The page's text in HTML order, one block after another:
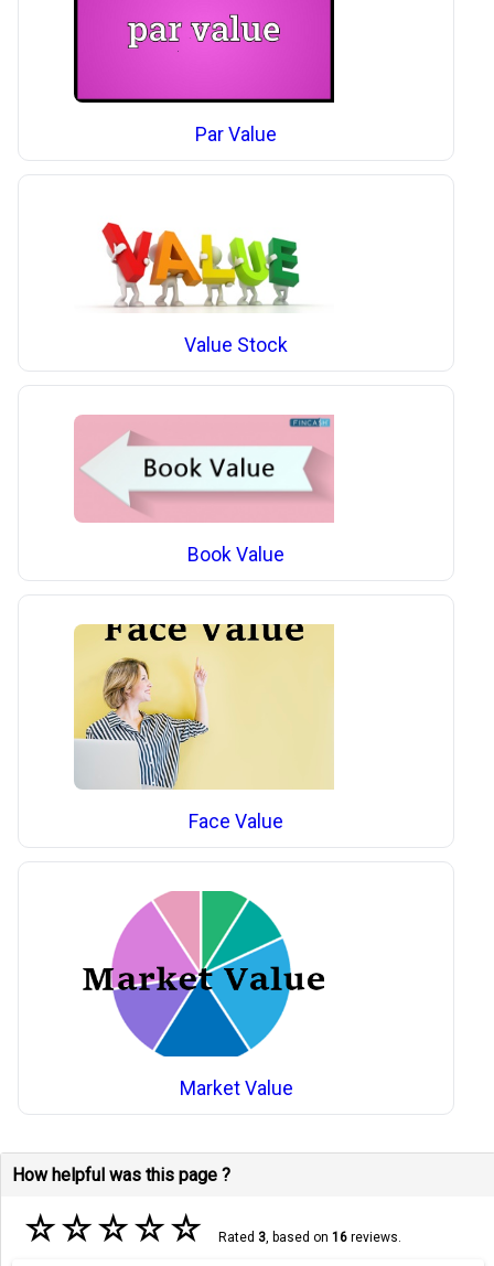
Par Value
Value Stock
Book Value
Face Value
Market Value
How helpful was this page ?
☆☆☆☆☆ Rated 3, based on 16reviews.